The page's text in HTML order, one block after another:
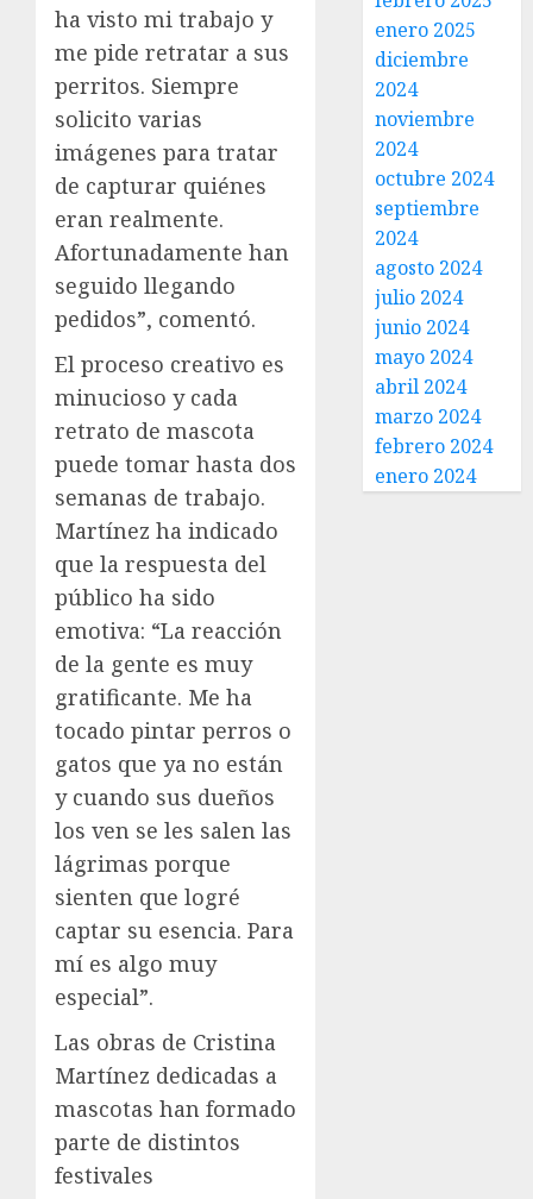
ha visto mi trabajo y
me pide retratar a sus
perritos. Siempre
solicito varias
imágenes para tratar
de capturar quiénes
eran realmente.
Afortunadamente han
seguido llegando
pedidos”, comentó.
El proceso creativo es
minucioso y cada
retrato de mascota
puede tomar hasta dos
semanas de trabajo.
Martínez ha indicado
que la respuesta del
público ha sido
emotiva: “La reacción
de la gente es muy
gratificante. Me ha
tocado pintar perros o
gatos que ya no están
y cuando sus dueños
los ven se les salen las
lágrimas porque
sienten que logré
captar su esencia. Para
mí es algo muy
especial”.
Las obras de Cristina
Martínez dedicadas a
mascotas han formado
parte de distintos
festivales
enero 2025
diciembre
2024
noviembre
2024
octubre 2024
septiembre
2024
agosto 2024
julio 2024
junio 2024
mayo 2024
abril 2024
marzo 2024
febrero 2024
enero 2024